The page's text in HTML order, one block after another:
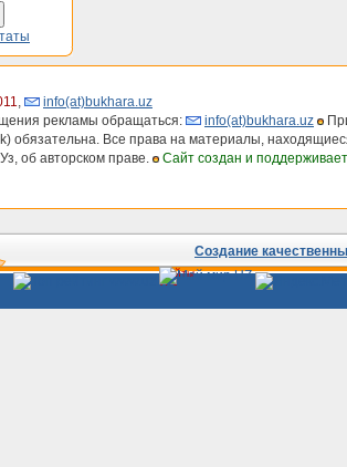
,
info(at)bukhara.uz
рекламы обращаться:
info(at)bukhara.uz
обязательна. Все права на материалы,
об авторском праве.
Сайт создан и
Создание
Сайты
Узбекистана